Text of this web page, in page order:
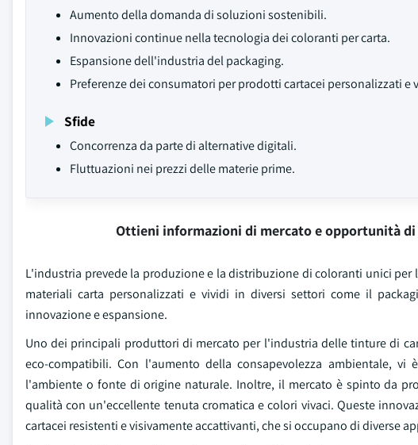
Aumento della domanda di soluzioni sostenibili.
Innovazioni continue nella tecnologia dei coloranti per carta.
Espansione dell'industria del packaging.
Preferenze dei consumatori per prodotti cartacei personalizzati e
Sfide
Concorrenza da parte di alternative digitali.
Fluttuazioni nei prezzi delle materie prime.
Ottieni informazioni di mercato e opportunità di
L'industria prevede la produzione e la distribuzione di coloranti unici
materiali carta personalizzati e vividi in diversi settori come il
innovazione e espansione.
Uno dei principali produttori di mercato per l'industria delle tinture di
eco-compatibili. Con l'aumento della consapevolezza ambientale,
l'ambiente o fonte di origine naturale. Inoltre, il mercato è spinto da
qualità con un'eccellente tenuta cromatica e colori vivaci. Queste
cartacei resistenti e visivamente accattivanti, che si occupano di diverse